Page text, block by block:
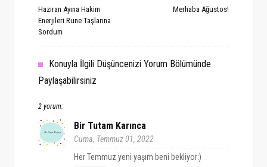
Merhaba Ağustos!
Haziran Ayına Hakim
Enerjileri Rune Taşlarına
Sordum
Konuyla İlgili Düşüncenizi Yorum Bölümünde
Paylaşabilirsiniz
2 yorum:
Bir Tutam Karınca
Cuma, Temmuz 01, 2022
Her Temmuz yeni yaşım beni bekliyor:)